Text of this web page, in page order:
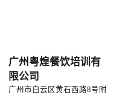
广州粤煌餐饮培训有
限公司
广州市白云区黄石西路8号附